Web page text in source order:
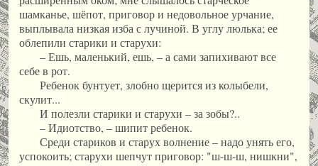
шамканье, шёпот, приговор и недовольное урчание,
выплывала низкая изба с лучиной. В углу люлька; ее
облепили старики и старухи:
– Ешь, маленький, ешь, – а сами запихивают все
себе в рот.
Ребенок бунтует, злобно щерится из колыбели,
скулит...
И полезли старики и старухи – за зобы?..
– Идиотство, – шипит ребенок.
Среди стариков и старух волнение – надо унять его,
успокоить; старухи шепчут приговор: "ш-ш-ш, нишкни",